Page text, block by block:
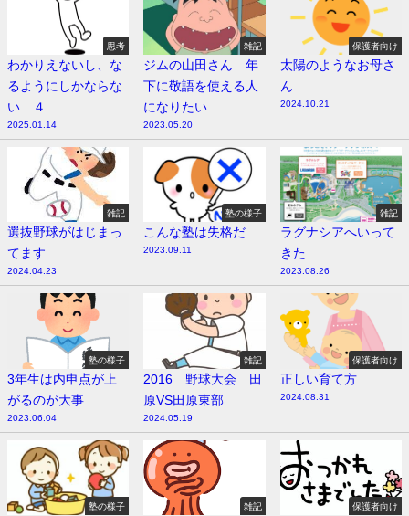
思考
わかりえないし、な
るようにしかならな
い ４
2025.01.14
雑記
ジムの山田さん 年
下に敬語を使える人
になりたい
2023.05.20
保護者向け
太陽のようなお母さ
ん
2024.10.21
雑記
選抜野球がはじまっ
てます
2024.04.23
塾の様子
こんな塾は失格だ
2023.09.11
雑記
ラグナシアへいって
きた
2023.08.26
塾の様子
3年生は内申点が上
がるのが大事
2023.06.04
雑記
2016 野球大会 田
原VS田原東部
2024.05.19
保護者向け
正しい育て方
2024.08.31
塾の様子 雑記 保護者向け